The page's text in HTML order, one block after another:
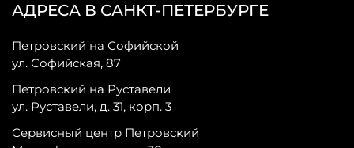
АДРЕСА В САНКТ-ПЕТЕРБУРГЕ
Петровский на Софийской
ул. Софийская, 87
Петровский на Руставели
ул. Руставели, д. 31, корп. 3
Сервисный центр Петровский